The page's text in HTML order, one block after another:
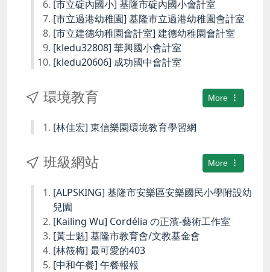
[市立碇內國小] 基隆市碇內國小會計室
[市立過港幼稚園] 基隆市立過港幼稚園會計室
[市立建德幼稚園會計室] 建德幼稚園會計室
[kledu32808] 華興國小會計室
[kledu20606] 成功國中會計室
More
環境教育
[林佳宏] 東信樂園環境教育學習網
More
班級網站
[ALPSKING] 基隆市安樂區安樂國民小學附設幼
兒園
[Kailing Wu] Cordélia の正濱-藝術工作室
[黃士魁] 基隆市教育會/文教基金會
[林筱梅] 最可愛的403
[中和午餐] 午餐報報